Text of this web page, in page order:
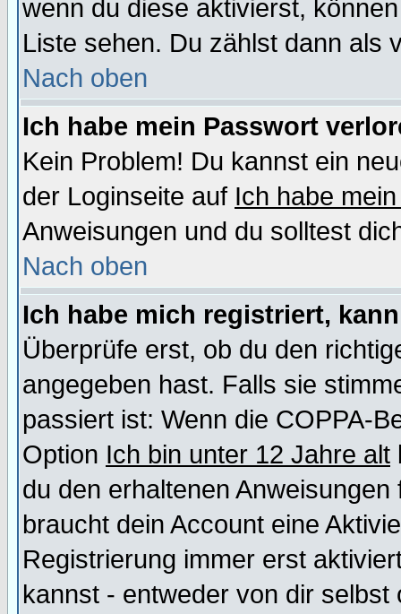
wenn du diese aktivierst,
Liste sehen. Du zählst dann als
Nach oben
Ich habe mein Passwort
Kein Problem! Du kannst ein
der Loginseite auf Ich habe
Anweisungen und du solltest
Nach oben
Ich habe mich registriert,
Überprüfe erst, ob du den
angegeben hast. Falls sie
passiert ist: Wenn die COPPA-
Option Ich bin unter 12 Jahre alt
du den erhaltenen
braucht dein Account eine
Registrierung immer erst
kannst - entweder von dir selbst